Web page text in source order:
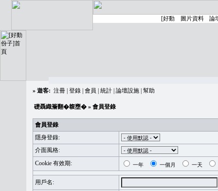
» 遊客: 注冊 登錄 會員 統計 論壇設施 幫助
礎聶織簷翻�䪖壅� » 會員登錄
會員登錄
隱身登錄:
介面風格:
Cookie 有效期:
一年 一個月 一天
用戶名: